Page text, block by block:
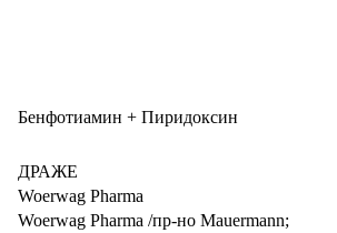
Бенфотиамин + Пиридоксин
ДРАЖЕ
Woеrwag Pharma
Woеrwag Pharma /пр-но Mauermann;